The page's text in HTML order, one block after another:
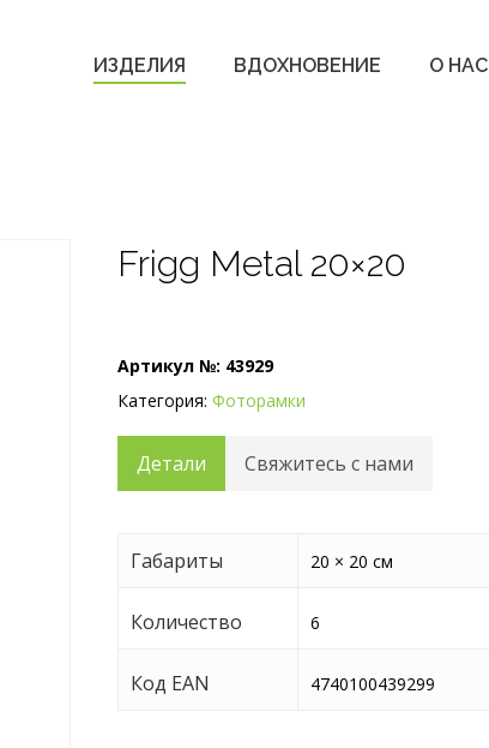
ИЗДЕЛИЯ ВДОХНОВЕНИЕ О НАС
Frigg Metal 20×20
Артикул №: 43929
Категория: Фоторамки
Детали Свяжитесь с нами
Габариты 20 × 20 см
Количество 6
Код EAN 4740100439299